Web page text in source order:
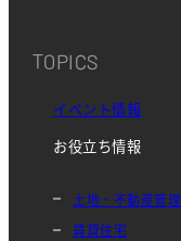
TOPICS
イベント情報
お役立ち情報
土地・不動産管理
賃貸住宅